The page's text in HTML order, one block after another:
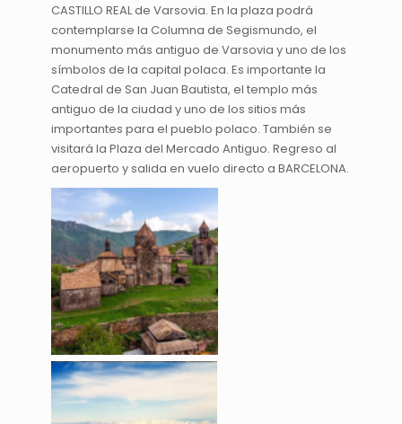
CASTILLO REAL de Varsovia. En la plaza podrá
contemplarse la Columna de Segismundo, el
monumento más antiguo de Varsovia y uno de los
símbolos de la capital polaca. Es importante la
Catedral de San Juan Bautista, el templo más
antiguo de la ciudad y uno de los sitios más
importantes para el pueblo polaco. También se
visitará la Plaza del Mercado Antiguo. Regreso al
aeropuerto y salida en vuelo directo a BARCELONA.